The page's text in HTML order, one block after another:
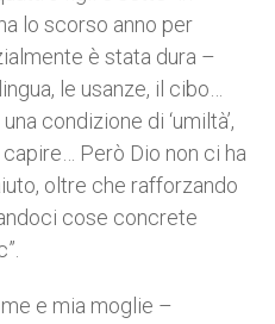
lo scorso anno per
è stata dura –
le usanze, il cibo…
condizione di ‘umiltà’,
Però Dio non ci ha
oltre che rafforzando
cose concrete
e mia moglie –